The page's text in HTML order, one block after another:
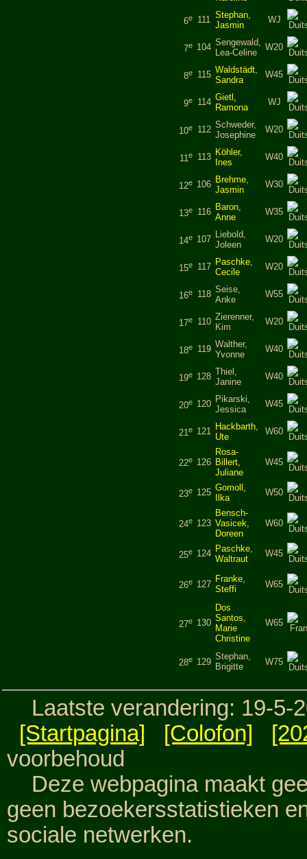
6e 111
Stephan,
Jasmin
WJ
7e 104 Sengewald,
Lea-Celine
W20
8e 115 Waldstädt,
Sandra
W45
9e 114 Gietl,
Ramona
WJ
10e 112 Schweder,
Josephine
W20
11e 113 Köhler,
Ines
W40
12e 106 Brehme,
Jasmin
W30
13e 116 Baron,
Anne
W35
14e 107
Liebold,
Joleen
W20
15e 117 Paschke,
Cecile
W20
16e 118 Seise,
Anke
W55
17e 110 Zierenner,
Kim
W20
18e 119 Walther,
Yvonne
W40
19e 128 Thiel,
Janine
W40
20e 120 Pikarski,
Jessica
W45
21e 121
Hackbarth,
Ute
W60
22e 126
Rosa-
Billert,
Juliane
W45
23e 125 Gomoll,
Ilka
W50
24e 123
Bensch-
Vasicek,
Doreen
W60
25e 124 Paschke,
Waltraut
W45
26e 127
Franke,
Steffi
W65
27e 130
Dos
Santos,
Marie
Christine
W65
28e 129
Stephan,
Brigitte
W75
Laatste verandering: 19-5-
[Startpagina]
[Colofon]
voorbehoud
Deze webpagina maakt
geen bezoekersstatistieken
sociale netwerken.